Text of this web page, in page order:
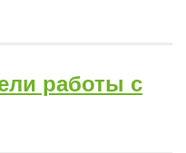
работы с